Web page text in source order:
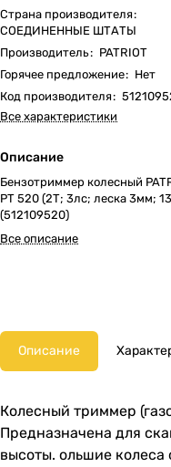
Страна производителя:
СОЕДИНЕННЫЕ ШТАТЫ
Производитель: PATRIOT
Горячее предложение: Нет
Код производителя:
Все характеристики
Описание
Бензотриммер колесный
PT 520 (2Т; 3лс; леска 3мм;
(512109520)
Все описание
Описание
Колесный триммер
Предназначена для
высоты. ольшие